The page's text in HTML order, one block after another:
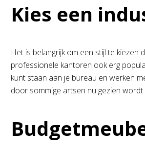
Kies een
Het is belangrijk om een stijl te kiezen
professionele kantoren ook erg
kunt staan aan je bureau en werken
door sommige artsen nu gezien